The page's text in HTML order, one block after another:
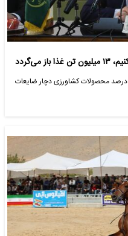
به گفته رئیس سازمان تات، در ایران بین ۲۰ تا ۳۰ درصد محصولات کشاورزی دچار ضایعات